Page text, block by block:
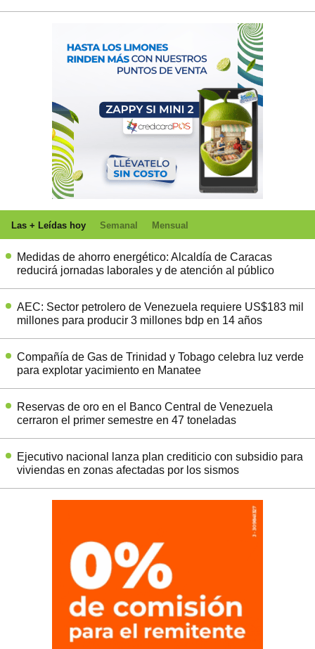
Las + Leídas hoy Semanal Mensual
Medidas de ahorro energético: Alcaldía de Caracas
reducirá jornadas laborales y de atención al público
AEC: Sector petrolero de Venezuela requiere US$183 mil
millones para producir 3 millones bdp en 14 años
Compañía de Gas de Trinidad y Tobago celebra luz verde
para explotar yacimiento en Manatee
Reservas de oro en el Banco Central de Venezuela
cerraron el primer semestre en 47 toneladas
Ejecutivo nacional lanza plan crediticio con subsidio para
viviendas en zonas afectadas por los sismos